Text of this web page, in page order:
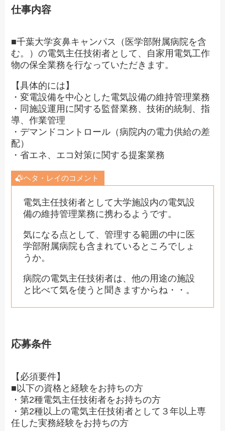
仕事内容
■千葉大学亥鼻キャンパス（医学部附属病院を含
む。）の電気主任技術者として、自家用電気工作
物の保全業務を行なっていただきます。
【具体的には】
・変電設備を中心とした電気設備の維持管理業務
・同施設運用に関する監督業務、技術的統制、指
導、作業管理
・デマンドコントロール（病院内の電力供給の差
配）
・省エネ、エコ対策に関する提案業務
ヘタ・レイのコメント
電気主任技術者として大学施設内の電気設
備の維持管理業務に携わるようです。
気になる点として、管理する範囲の中に医
学部附属病院も含まれているところでしょ
うか。
病院の電気主任技術者は、他の用途の施設
と比べて気を使うと聞きますからね・・。
応募条件
【必須要件】
■以下の資格と経験をお持ちの方
・第2種電気主任技術者をお持ちの方
・第2種以上の電気主任技術者として３年以上専
任した実務経験をお持ちの方